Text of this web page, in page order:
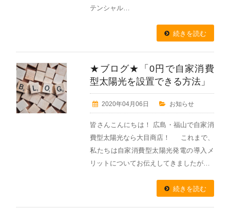
テンシャル…
続きを読む
★ブログ★「0円で自家消費
型太陽光を設置できる方法」
2020年04月06日 お知らせ
皆さんこんにちは！ 広島・福山で自家消
費型太陽光なら大目商店！ これまで、
私たちは自家消費型太陽光発電の導入メ
リットについてお伝えしてきましたが…
続きを読む